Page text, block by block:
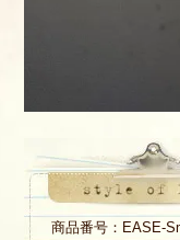
商品番号：EASE-